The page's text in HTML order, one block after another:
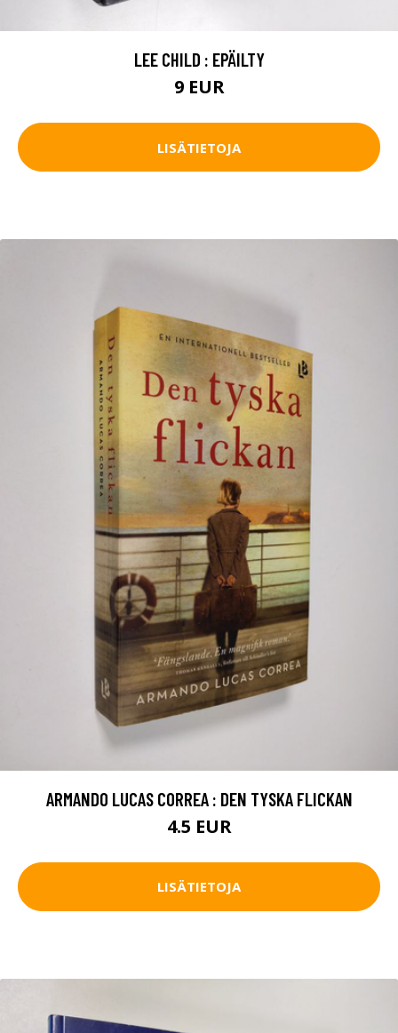
LEE CHILD : EPÄILTY
9 EUR
LISÄTIETOJA
ARMANDO LUCAS CORREA : DEN TYSKA FLICKAN
4.5 EUR
LISÄTIETOJA